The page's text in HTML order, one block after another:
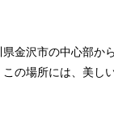
金沢市の中心部か
の場所には、美し